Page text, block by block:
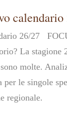
calendario
26/27
La stagione
molte.
per le singole
regionale.